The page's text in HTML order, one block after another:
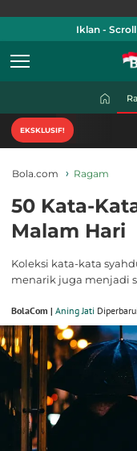
Iklan -
EKSKLUSIF!
Bola.com Ragam
50 Kata-
Malam Hari
Koleksi kata-kata
menarik juga menjadi
BolaCom | Aning Jati